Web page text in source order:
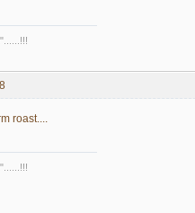
roast....